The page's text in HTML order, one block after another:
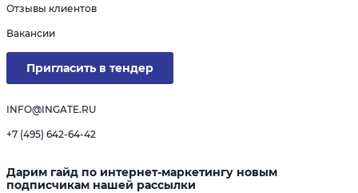
Отзывы клиентов
Вакансии
Пригласить в тендер
INFO@INGATE.RU
+7 (495) 642-64-42
Дарим гайд по интернет-маркетингу новым
подписчикам нашей рассылки